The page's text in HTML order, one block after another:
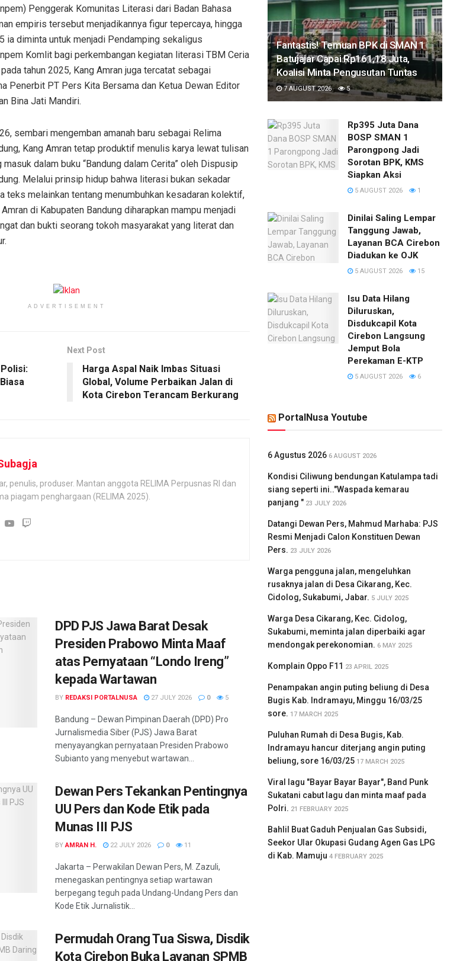
Penggerak Komunitas Literasi dari Badan Bahasa
empiris tersebut menjadikannya figur tepercaya, hingga
ia diminta untuk menjadi Pendamping sekaligus
Komlit bagi perkembangan kegiatan literasi TBM Ceria
tahun 2025, Kang Amran juga tercatat sebagai
Penerbit PT Pers Kita Bersama dan Ketua Dewan Editor
Bina Jati Mandiri.
sembari mengemban amanah baru sebagai Relima
Kang Amran tetap produktif menulis karya lewat tulisan
masuk dalam buku “Bandung dalam Cerita” oleh Dispusip
Melalui prinsip hidup bahwa literasi bukan sekadar
teks melainkan tentang menumbuhkan kesadaran kolektif,
di Kabupaten Bandung diharapkan mampu menjadi
dan bukti seorang tokoh masyarakat yang literat dan
ADVERTISEMENT
Next Post
Harga Aspal Naik Imbas Situasi
Global, Volume Perbaikan Jalan di
Kota Cirebon Terancam Berkurang
penulis, produser. Mantan anggota RELIMA Perpusnas RI dan
piagam penghargaan (RELIMA 2025).
DPD PJS Jawa Barat Desak
Presiden Prabowo Minta Maaf
atas Pernyataan “Londo Ireng”
kepada Wartawan
BY REDAKSI PORTALNUSA 27 JULY 2026 0 5
Bandung – Dewan Pimpinan Daerah (DPD) Pro
Jurnalismedia Siber (PJS) Jawa Barat
menyayangkan pernyataan Presiden Prabowo
Subianto yang menyebut wartawan...
Dewan Pers Tekankan Pentingnya
UU Pers dan Kode Etik pada
Munas III PJS
BY AMRAN H. 22 JULY 2026 0 11
Jakarta – Perwakilan Dewan Pers, M. Zazuli,
menegaskan pentingnya setiap wartawan
berpegang teguh pada Undang-Undang Pers dan
Kode Etik Jurnalistik...
Permudah Orang Tua Siswa, Disdik
Kota Cirebon Buka Layanan SPMB
Fantastis! Temuan BPK di SMAN 1
Batujajar Capai Rp161,18 Juta,
Koalisi Minta Pengusutan Tuntas
7 AUGUST 2026 5
Rp395 Juta Dana
BOSP SMAN 1
Parongpong Jadi
Sorotan BPK, KMS
Siapkan Aksi
5 AUGUST 2026 1
Dinilai Saling Lempar
Tanggung Jawab,
Layanan BCA Cirebon
Diadukan ke OJK
5 AUGUST 2026 15
​Isu Data Hilang
Diluruskan,
Disdukcapil Kota
Cirebon Langsung
Jemput Bola
Perekaman E-KTP
5 AUGUST 2026 6
PortalNusa Youtube
6 Agustus 2026 6 AUGUST 2026
Kondisi Ciliwung bendungan Katulampa tadi
siang seperti ini.."Waspada kemarau
panjang " 23 JULY 2026
Datangi Dewan Pers, Mahmud Marhaba: PJS
Resmi Menjadi Calon Konstituen Dewan
Pers. 23 JULY 2026
Warga pengguna jalan, mengeluhkan
rusaknya jalan di Desa Cikarang, Kec.
Cidolog, Sukabumi, Jabar. 5 JULY 2025
Warga Desa Cikarang, Kec. Cidolog,
Sukabumi, meminta jalan diperbaiki agar
mendongak perekonomian. 6 MAY 2025
Komplain Oppo F11 23 APRIL 2025
Penampakan angin puting beliung di Desa
Bugis Kab. Indramayu, Minggu 16/03/25
sore. 17 MARCH 2025
Puluhan Rumah di Desa Bugis, Kab.
Indramayu hancur diterjang angin puting
beliung, sore 16/03/25 17 MARCH 2025
Viral lagu "Bayar Bayar Bayar", Band Punk
Sukatani cabut lagu dan minta maaf pada
Polri. 21 FEBRUARY 2025
Bahlil Buat Gaduh Penjualan Gas Subsidi,
Seekor Ular Okupasi Gudang Agen Gas LPG
di Kab. Mamuju 4 FEBRUARY 2025